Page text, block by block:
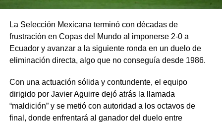
La Selección Mexicana terminó con décadas de
frustración en Copas del Mundo al imponerse 2-0 a
Ecuador y avanzar a la siguiente ronda en un duelo de
eliminación directa, algo que no conseguía desde 1986.
Con una actuación sólida y contundente, el equipo
dirigido por Javier Aguirre dejó atrás la llamada
“maldición” y se metió con autoridad a los octavos de
final, donde enfrentará al ganador del duelo entre